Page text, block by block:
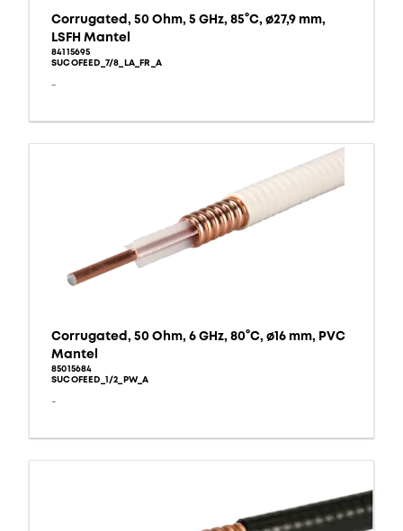
Corrugated, 50 Ohm, 5 GHz, 85°C, ø27,9 mm,
LSFH Mantel
84115695
SUCOFEED_7/8_LA_FR_A
-
Corrugated, 50 Ohm, 6 GHz, 80°C, ø16 mm, PVC
Mantel
85015684
SUCOFEED_1/2_PW_A
-